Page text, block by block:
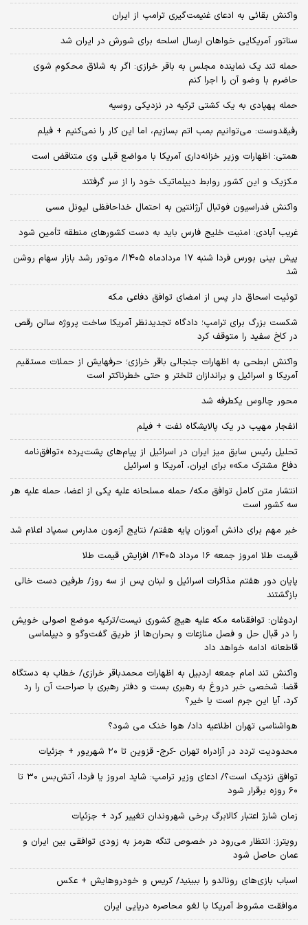
واکنش بقائی به ادعای غنیمت‌گیری ترامپ از ایران
سناتور آمریکایی خواهان ارسال اسلحه برای شورش در ایران شد
حمله تند یک نماینده مجلس به باقر خرازی: اگر به شلاق محکوم شوی
حاضرم با وضو آن را اجرا کنم
حمله پهپادی به یک کشتی ترکیه در نزدیکی روسیه
رفیقدوست: می‌توانیم بمب اتم بسازیم، اما این کار را نمی‌کنیم + فیلم
همتی: اظهارات وزیر خزانه‌داری آمریکا با مواضع قبلی وی متناقض است
مکزیک و این کشور روابط دیپلماتیک خود را از سر گرفتند
واکنش فدراسیون فوتبال آرژانتین به احتمال خداحافظی لیونل مسی
غریب آبادی: امنیت خلیج فارس باید به دست کشورهای منطقه تأمین شود
پیش بینی بورس فردا شنبه ۱۷ مردادماه ۱۴۰۵/ موتور رشد بازار سهام روشن
شد
توئیت اسحاق دار پس از امضای توافق دفاعی مکه
شکست بزرگ برای ترامپ؛ دادگاه تجدیدنظر آمریکا ساخت پروژه سالن رقص
در کاخ سفید را متوقف کرد
واکنش ابطحی به اظهارات جنجالی باقر خرازی؛ حرفهایش از حملات مستقیم
آمریکا و اسرائیل و براندازان تلختر و حتی خطرناکتر است
محور چالوس یکطرفه شد
انفجار مهیب در یک پالایشگاه نفت + فیلم
تحلیل رئیس سابق میز ایران در اسرائیل از پیام‌های پشت‌پرده «توافق‌نامه
دفاع مشترک مکه» برای ایران، آمریکا و اسرائیل
انتشار متن کامل توافق مکه/ حمله مسلحانه علیه یکی از اعضا، حمله علیه هر
سه کشور است
خبر مهم برای دانش آموزان پایه هفتم/ نتایج آزمون مدارس سمپاد اعلام شد
قیمت طلا امروز جمعه ۱۶ مرداد ۱۴۰۵/ افزایش قیمت طلا
پایان دور هفتم مذاکرات اسرائیل و لبنان پس از سه روز/ طرفین دست خالی
بازگشتند
اردوغان: توافقنامه مکه علیه هیچ کشوری نیست/ترکیه موضع اصولی خویش
را در قبال حل و فصل منازعات و بحران‌ها از طریق گفت‌وگو و دیپلماسی
قاطعانه ادامه خواهد داد
واکنش تند امام جمعه اردبیل به اظهارات محمدباقر خرازی/ خطاب به دستگاه
قضا: شخصی خبر دروغ به رهبری بست و دفتر رهبری با صراحت آن را رد
کرد، آیا این جرم است یا خیر؟
هواشناسی تهران اطلاعیه داد/ هوا خنک می شود؟
محدودیت تردد در آزادراه تهران -کرج- قزوین تا ۲۰ شهریور + جزئیات
توافق نزدیک است؟/ ادعای وزیر ترامپ: شاید امروز یا فردا، آتش‌بس ۳۰ تا
۶۰ روزه برقرار شود
زمان شارژ اعتبار کالابرگ برخی شهروندان تغییر کرد + جزئیات
رویترز: انتظار می‌رود در خصوص تنگه هرمز به زودی توافقی بین ایران و
عمان حاصل شود
اسباب‌ بازی‌های رونالدو را ببینید/ کریس و خودروهایش + عکس
موافقت مشروط آمریکا با لغو محاصره دریایی ایران